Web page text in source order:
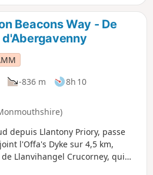
Beacons Way - De
-836 m
8h 10
depuis Llantony Priory, passe
l'Offa's Dyke sur 4,5 km,
Llanvihangel Crucorney, qui